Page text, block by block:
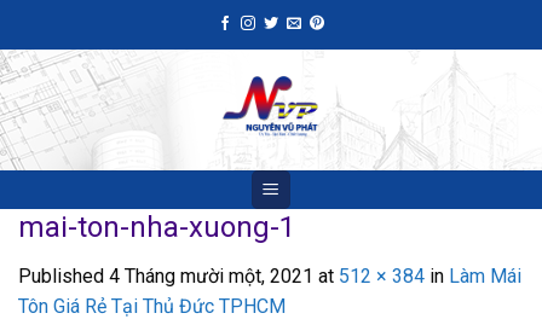
to
content
mai-ton-nha-xuong-1
Published 4 Tháng mười một, 2021 at 512 × 384 in Làm Mái
Tôn Giá Rẻ Tại Thủ Đức TPHCM